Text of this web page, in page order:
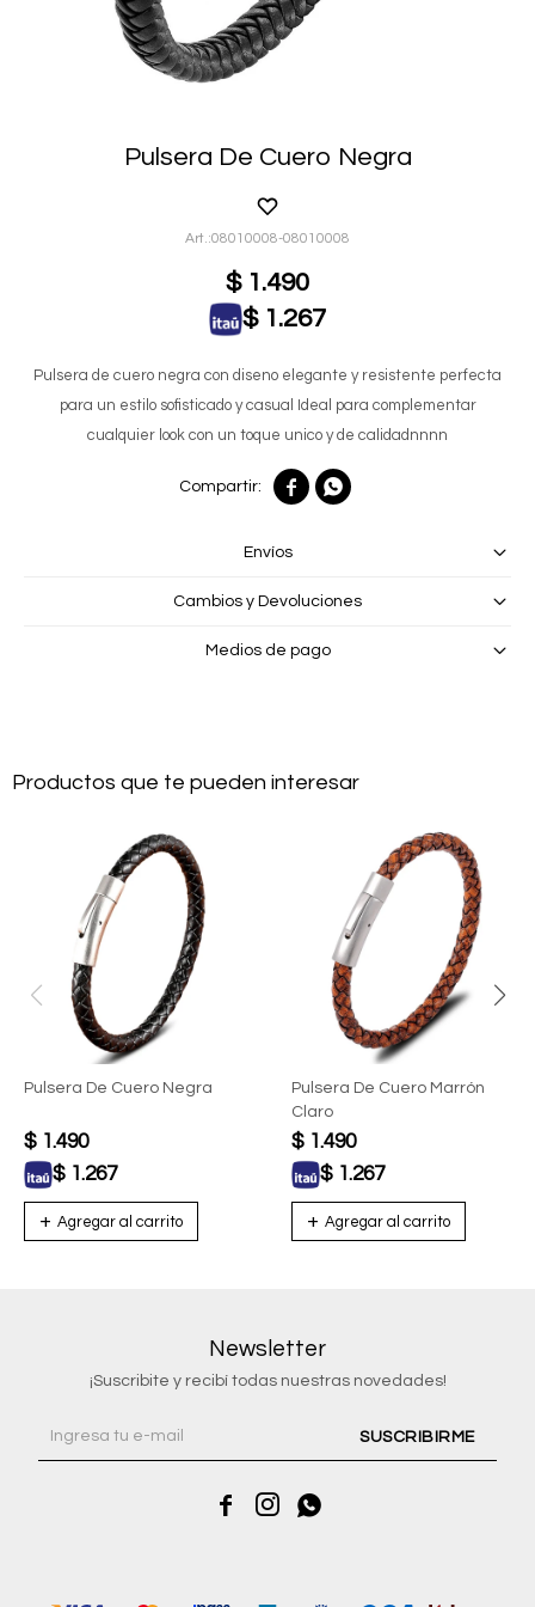
Pulsera De Cuero Negra
08010008-08010008
$ 1.490
$ 1.267
Pulsera de cuero negra con diseno elegante y resistente perfecta
para un estilo sofisticado y casual Ideal para complementar
cualquier look con un toque unico y de calidadnnnn
 
Envíos
Cambios y Devoluciones
Medios de pago
Productos que te pueden interesar
Pulsera De Cuero Negra
$ 1.490
$ 1.267
Pulsera De Cuero Marrón
Claro
$ 1.490
$ 1.267
Newsletter
¡Suscribite y recibí todas nuestras novedades!
SUSCRIBIRME
  